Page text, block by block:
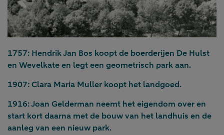
1757: Hendrik Jan Bos koopt de boerderijen De Hulst
en Wevelkate en legt een geometrisch park aan.
1907:Clara Maria Muller koopt het landgoed.
1916:Joan Gelderman neemt het eigendom over en
start kort daarna met de bouw van het landhuis en de
aanleg van een nieuw park.